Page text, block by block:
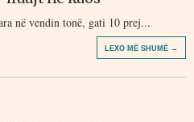
në vendin tonë, gati 10 prej...
LEXO MË SHUMË →